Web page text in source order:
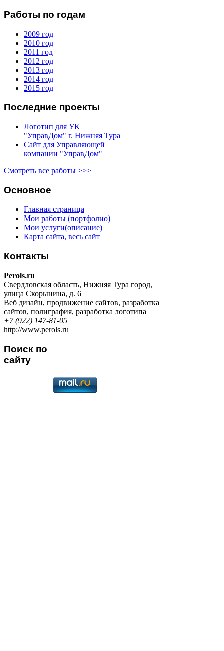
Работы по годам
2009 год
2010 год
2011 год
2012 год
2013 год
2014 год
2015 год
Последние проекты
Логотип для УК
"УправДом" г. Нижняя Тура
Сайт для Управляющей
компании "УправДом"
Смотреть все работы >>>
Основное
Главная страница
Мои работы (портфолио)
Мои услуги(описание)
Карта сайта, весь сайт
Контакты
Perols.ru
Свердловская область, Нижняя Тура город,
улица Скорынина, д. 6
Веб дизайн, продвижение сайтов, разработка
сайтов, полиграфия, разработка логотипа
+7 (922) 147-81-05
http://www.perols.ru
Поиск по
сайту